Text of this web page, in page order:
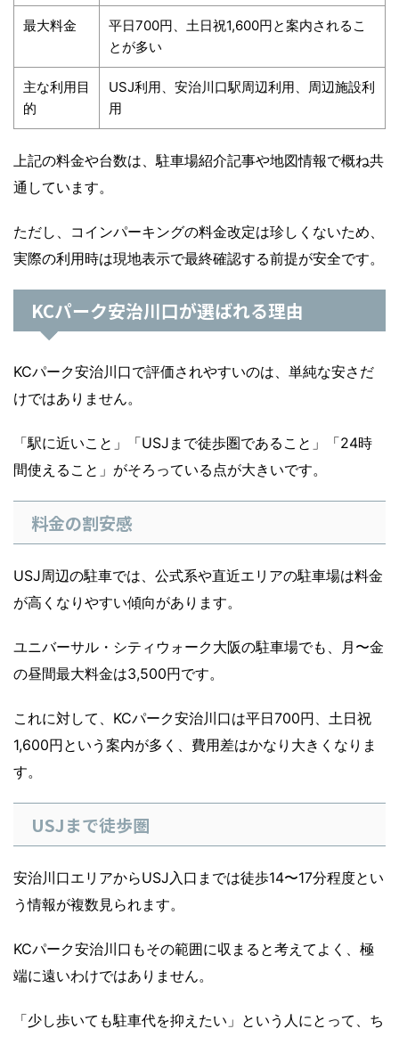
最大料金
平日700円、土日祝1,600円と案内されるこ
とが多い
主な利用目
的
USJ利用、安治川口駅周辺利用、周辺施設利
用
上記の料金や台数は、駐車場紹介記事や地図情報で概ね共
通しています。
ただし、コインパーキングの料金改定は珍しくないため、
実際の利用時は現地表示で最終確認する前提が安全です。
KCパーク安治川口が選ばれる理由
KCパーク安治川口で評価されやすいのは、単純な安さだ
けではありません。
「駅に近いこと」「USJまで徒歩圏であること」「24時
間使えること」がそろっている点が大きいです。
料金の割安感
USJ周辺の駐車では、公式系や直近エリアの駐車場は料金
が高くなりやすい傾向があります。
ユニバーサル・シティウォーク大阪の駐車場でも、月〜金
の昼間最大料金は3,500円です。
これに対して、KCパーク安治川口は平日700円、土日祝
1,600円という案内が多く、費用差はかなり大きくなりま
す。
USJまで徒歩圏
安治川口エリアからUSJ入口までは徒歩14〜17分程度とい
う情報が複数見られます。
KCパーク安治川口もその範囲に収まると考えてよく、極
端に遠いわけではありません。
「少し歩いても駐車代を抑えたい」という人にとって、ち